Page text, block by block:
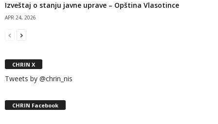
Izveštaj o stanju javne uprave – Opština Vlasotince
APR 24, 2026
CHRIN X
Tweets by @chrin_nis
CHRIN Facebook